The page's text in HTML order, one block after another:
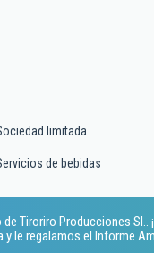
limitada
de bebidas
Tiroriro Producciones Sl..
y le regalamos el Informe